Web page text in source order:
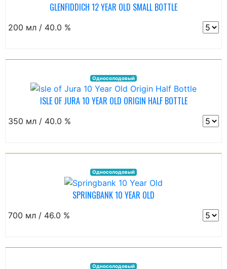
GLENFIDDICH 12 YEAR OLD SMALL BOTTLE
200 мл / 40.0 %
Односолодовый
ISLE OF JURA 10 YEAR OLD ORIGIN HALF BOTTLE
350 мл / 40.0 %
Односолодовый
SPRINGBANK 10 YEAR OLD
700 мл / 46.0 %
Односолодовый